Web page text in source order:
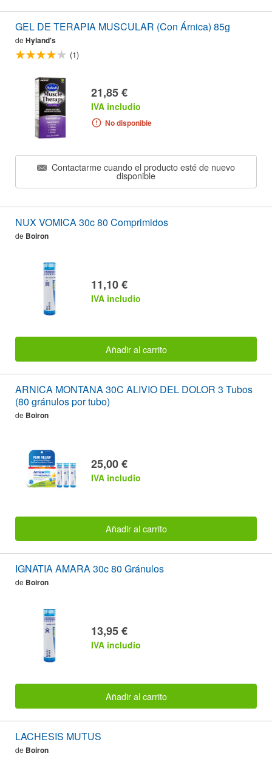
GEL DE TERAPIA MUSCULAR (Con Árnica) 85g
de Hyland's
(1)
21,85 €
IVA includio
No disponible
Contactarme cuando el producto esté de nuevo
disponible
NUX VOMICA 30c 80 Comprimidos
de Boiron
11,10 €
IVA includio
Añadir al carrito
ARNICA MONTANA 30C ALIVIO DEL DOLOR 3 Tubos
(80 gránulos por tubo)
de Boiron
25,00 €
IVA includio
Añadir al carrito
IGNATIA AMARA 30c 80 Gránulos
de Boiron
13,95 €
IVA includio
Añadir al carrito
LACHESIS MUTUS
de Boiron